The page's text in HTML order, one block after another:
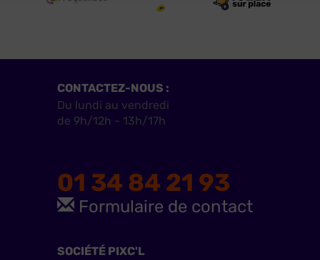
CONTACTEZ-NOUS :
Du lundi au vendredi
de 9h/12h - 13h/17h
01 34 84 21 93
Formulaire de contact
SOCIÉTÉ PIXC'L